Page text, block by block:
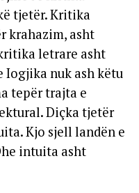
tjetër. Kritika
krahazim, asht
letrare asht
nuk ash këtu
tepër trajta e
Diçka tjetër
Kjo sjell landën e
intuita asht